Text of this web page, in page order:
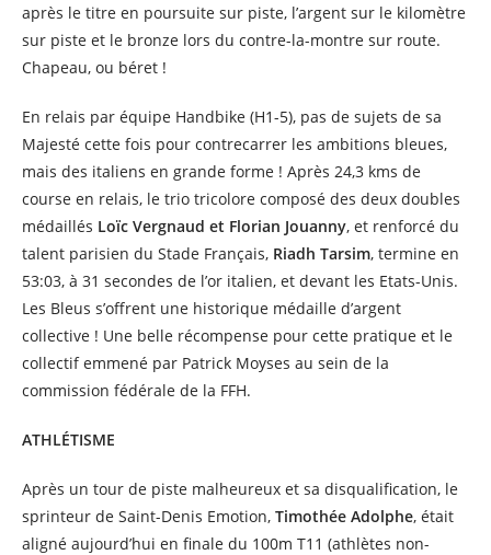
après le titre en poursuite sur piste, l’argent sur le kilomètre
sur piste et le bronze lors du contre-la-montre sur route.
Chapeau, ou béret !
En relais par équipe Handbike (H1-5), pas de sujets de sa
Majesté cette fois pour contrecarrer les ambitions bleues,
mais des italiens en grande forme ! Après 24,3 kms de
course en relais, le trio tricolore composé des deux doubles
médaillés Loïc Vergnaud et Florian Jouanny, et renforcé du
talent parisien du Stade Français, Riadh Tarsim, termine en
53:03, à 31 secondes de l’or italien, et devant les Etats-Unis.
Les Bleus s’offrent une historique médaille d’argent
collective ! Une belle récompense pour cette pratique et le
collectif emmené par Patrick Moyses au sein de la
commission fédérale de la FFH.
ATHLÉTISME
Après un tour de piste malheureux et sa disqualification, le
sprinteur de Saint-Denis Emotion, Timothée Adolphe, était
aligné aujourd’hui en finale du 100m T11 (athlètes non-